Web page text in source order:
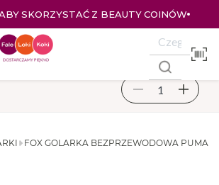
SKORZYSTAĆ Z BEAUTY COINÓW
FOX GOLARKA BEZPRZEWODOWA PUMA